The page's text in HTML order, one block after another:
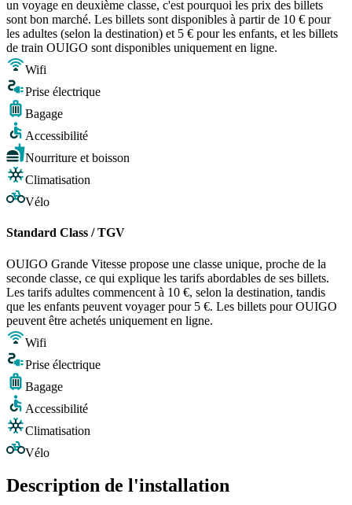
un voyage en deuxième classe, c'est pourquoi les prix des billets
sont bon marché. Les billets sont disponibles à partir de 10 € pour
les adultes (selon la destination) et 5 € pour les enfants, et les billets
de train OUIGO sont disponibles uniquement en ligne.
Wifi
Prise électrique
Bagage
Accessibilité
Nourriture et boisson
Climatisation
Vélo
Standard Class / TGV
OUIGO Grande Vitesse propose une classe unique, proche de la
seconde classe, ce qui explique les tarifs abordables de ses billets.
Les tarifs adultes commencent à 10 €, selon la destination, tandis
que les enfants peuvent voyager pour 5 €. Les billets pour OUIGO
peuvent être achetés uniquement en ligne.
Wifi
Prise électrique
Bagage
Accessibilité
Climatisation
Vélo
Description de l'installation